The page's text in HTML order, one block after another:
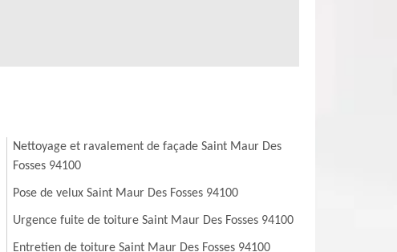
Nettoyage et ravalement de façade Saint Maur Des
Fosses 94100
Pose de velux Saint Maur Des Fosses 94100
Urgence fuite de toiture Saint Maur Des Fosses 94100
Entretien de toiture Saint Maur Des Fosses 94100